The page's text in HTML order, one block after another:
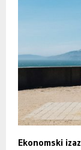
Ekonomski